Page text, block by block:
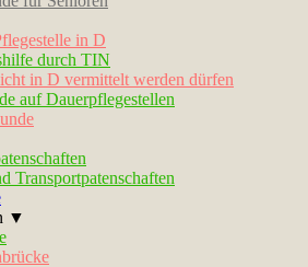
in D
durch TIN
in D vermittelt werden dürfen
auf Dauerpflegestellen
Transportpatenschaften
▼